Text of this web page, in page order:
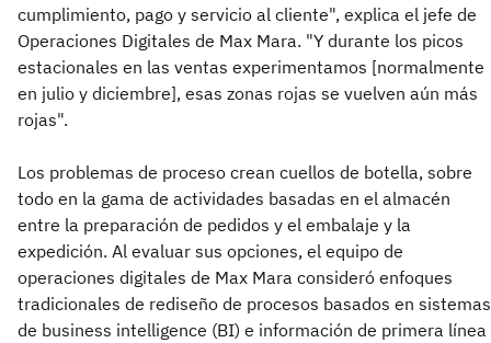
cumplimiento, pago y servicio al cliente", explica el jefe de
Operaciones Digitales de Max Mara. "Y durante los picos
estacionales en las ventas experimentamos [normalmente
en julio y diciembre], esas zonas rojas se vuelven aún más
rojas".
Los problemas de proceso crean cuellos de botella, sobre
todo en la gama de actividades basadas en el almacén
entre la preparación de pedidos y el embalaje y la
expedición. Al evaluar sus opciones, el equipo de
operaciones digitales de Max Mara consideró enfoques
tradicionales de rediseño de procesos basados en sistemas
de business intelligence (BI) e información de primera línea